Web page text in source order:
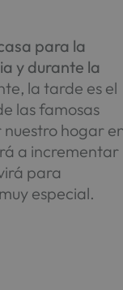
para la
y durante la
la tarde es el
las famosas
hogar
a incrementar
para
especial.